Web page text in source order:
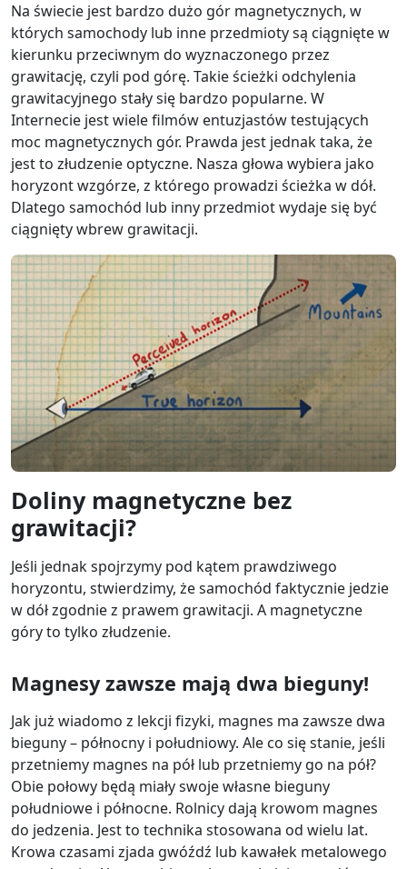
Na świecie jest bardzo dużo gór magnetycznych, w
których samochody lub inne przedmioty są ciągnięte w
kierunku przeciwnym do wyznaczonego przez
grawitację, czyli pod górę. Takie ścieżki odchylenia
grawitacyjnego stały się bardzo popularne. W
Internecie jest wiele filmów entuzjastów testujących
moc magnetycznych gór. Prawda jest jednak taka, że ​​
jest to złudzenie optyczne. Nasza głowa wybiera jako
horyzont wzgórze, z którego prowadzi ścieżka w dół.
Dlatego samochód lub inny przedmiot wydaje się być
ciągnięty wbrew grawitacji.
Doliny magnetyczne bez
grawitacji?
Jeśli jednak spojrzymy pod kątem prawdziwego
horyzontu, stwierdzimy, że samochód faktycznie jedzie
w dół zgodnie z prawem grawitacji. A magnetyczne
góry to tylko złudzenie.
Magnesy zawsze mają dwa bieguny!
Jak już wiadomo z lekcji fizyki, magnes ma zawsze dwa
bieguny – północny i południowy. Ale co się stanie, jeśli
przetniemy magnes na pół lub przetniemy go na pół?
Obie połowy będą miały swoje własne bieguny
południowe i północne. Rolnicy dają krowom magnes
do jedzenia. Jest to technika stosowana od wielu lat.
Krowa czasami zjada gwóźdź lub kawałek metalowego